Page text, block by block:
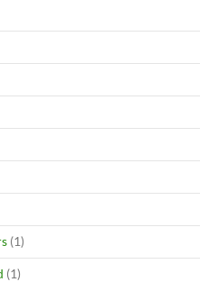
(1)
(1)